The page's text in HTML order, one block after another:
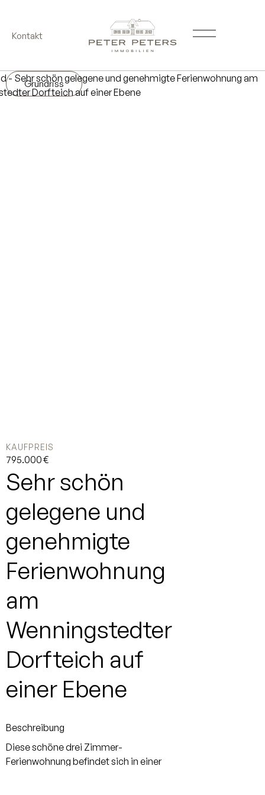
Kontakt
Grundriss
KAUFPREIS
795.000 €
Sehr schön
gelegene und
genehmigte
Ferienwohnung
am
Wenningstedter
Dorfteich auf
einer Ebene
Beschreibung
Diese schöne drei Zimmer-
Ferienwohnung befindet sich in einer